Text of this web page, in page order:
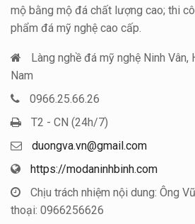
mộ bằng mộ đá chất lượng cao; thi
phẩm đá mỹ nghệ cao cấp.
Làng nghề đá mỹ nghệ Ninh Vân,
Nam
0966.25.66.26
T2 - CN (24h/7)
duongva.vn@gmail.com
https://modaninhbinh.com
Chịu trách nhiệm nội dung: Ông
thoại: 0966256626